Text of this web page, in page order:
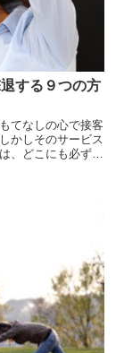
する９つの方
てなしの心で接客
かしそのサービス
、どこにも必ず一
ほとほと困ってい